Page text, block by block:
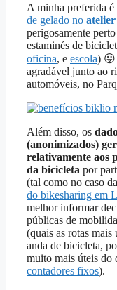
A minha preferida é
de gelado no
perigosamente
estaminés de
oficina, e escola) 😛
agradável junto ao
automóveis, no
Além disso, os
(anonimizados)
relativamente aos
da bicicleta por
(tal como no caso
do bikesharing em
melhor informar
públicas de
(quais as rotas mais
anda de bicicleta,
muito mais úteis do
contadores fixos).